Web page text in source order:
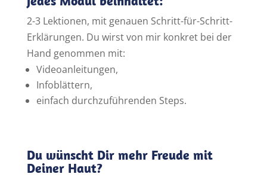
2-3 Lektionen, mit genauen Schritt-für-Schritt-
Erklärungen. Du wirst von mir konkret bei der
Hand genommen mit:
Videoanleitungen,
Infoblättern,
einfach durchzuführenden Steps.
Du wünscht Dir mehr Freude mit
Deiner Haut?